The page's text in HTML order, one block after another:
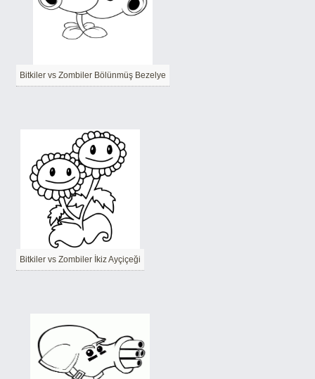
Bitkiler vs Zombiler Bölünmüş Bezelye
Bitkiler vs Zombiler İkiz Ayçiçeği